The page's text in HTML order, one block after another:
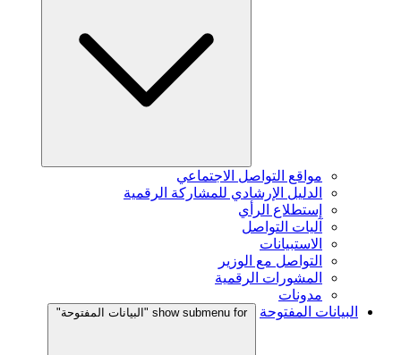
مواقع التواصل الاجتماعي
الدليل الإرشادي للمشاركة الرقمية
إستطلاع الرأي
آليات التواصل
الاستبيانات
التواصل مع الوزير
المشورات الرقمية
مدونات
البيانات المفتوحة
show submenu for "البيانات المفتوحة"